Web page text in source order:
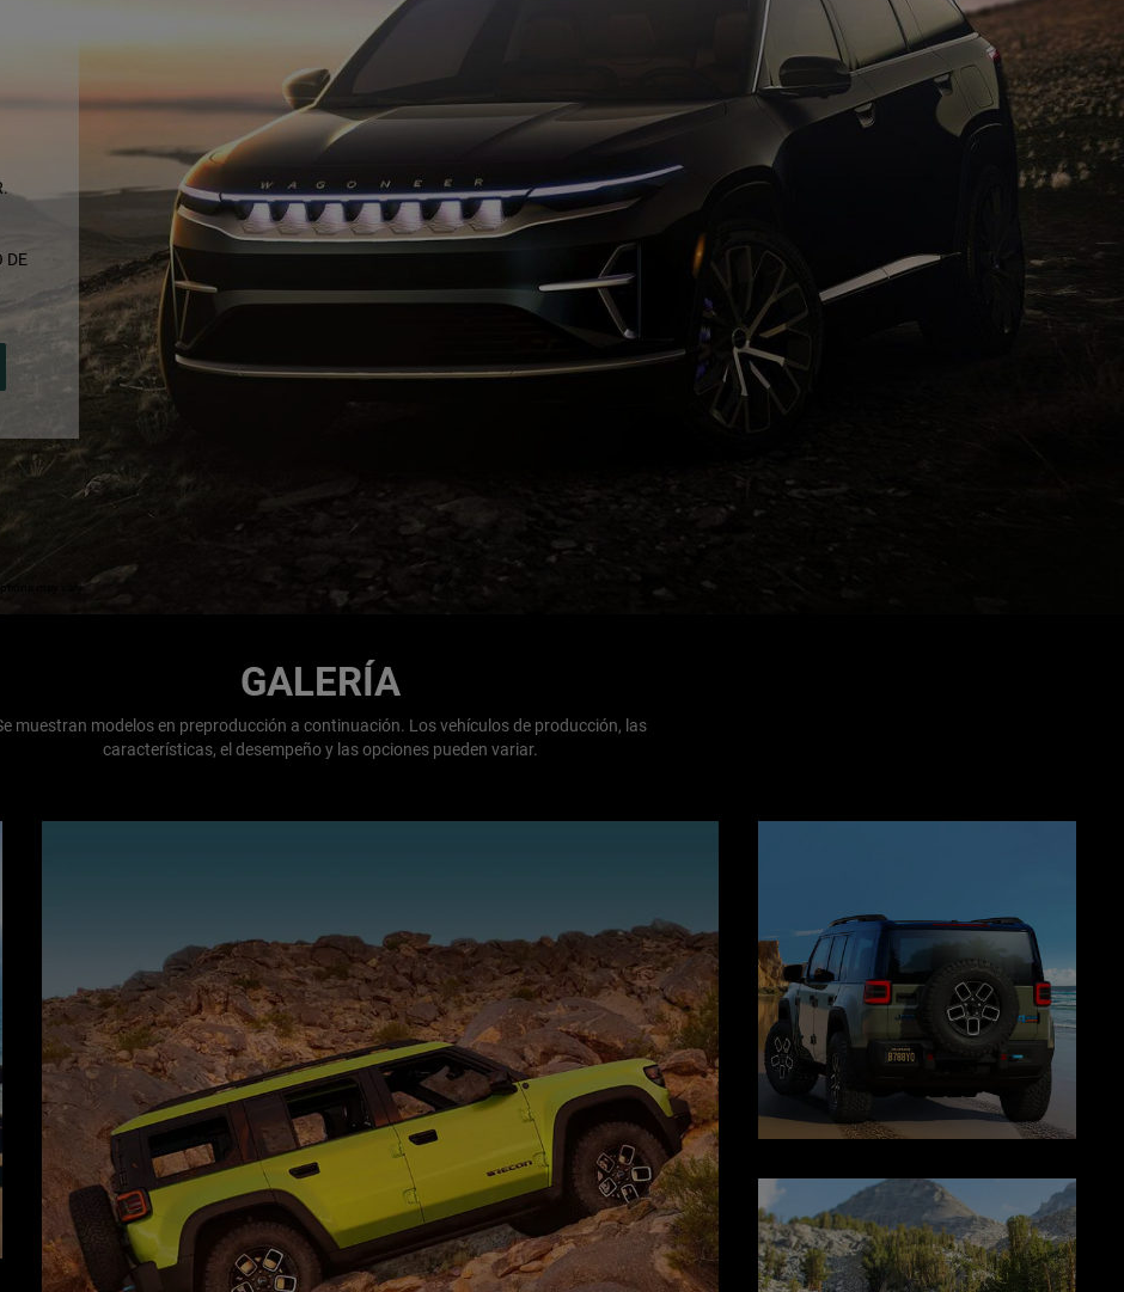
may vary
DE
GALERÍA
muestran modelos en preproducción a continuación. Los vehículos de producción, las
características, el desempeño y las opciones pueden variar.